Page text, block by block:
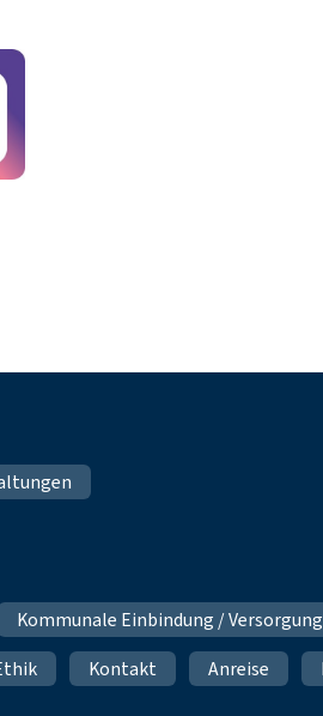
Kommunale Einbindung /
Kontakt Anreise